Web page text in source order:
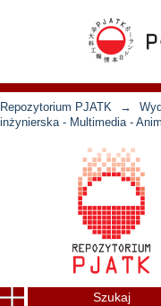
Repozytorium PJATK →
inżynierska - Multimedia -
Szukaj